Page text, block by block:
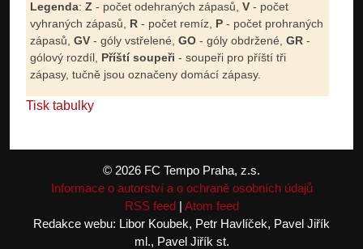
Legenda: Z - počet odehraných zápasů, V - počet
vyhraných zápasů, R - počet remíz, P - počet prohraných
zápasů, GV - góly vstřelené, GO - góly obdržené, GR -
gólový rozdíl, Příští soupeři - soupeři pro příští tři
zápasy, tučně jsou označeny domácí zápasy.
Tisk tabulky
© 2026 FC Tempo Praha, z.s.
Informace o autorství a o ochraně osobních údajů
RSS feed| Atom feed
Redakce webu: Libor Koubek, Petr Havlíček, Pavel Jiřík
ml., Pavel Jiřík st.